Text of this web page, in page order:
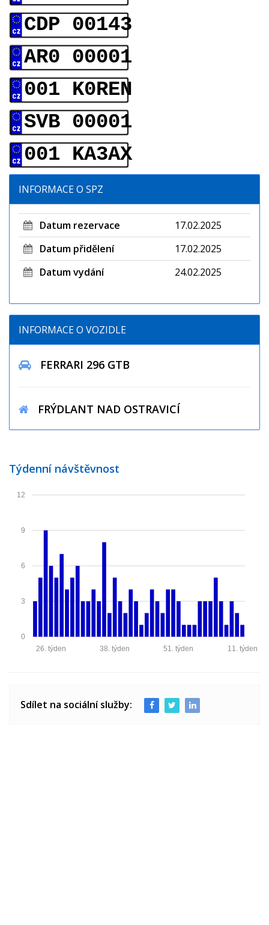
CDP 00143
AR0 00001
001 K0REN
SVB 00001
001 KA3AX
INFORMACE O SPZ
Datum rezervace
17.02.2025
Datum přidělení
17.02.2025
Datum vydání
24.02.2025
INFORMACE O VOZIDLE
FERRARI 296 GTB
FRÝDLANT NAD OSTRAVICÍ
Týdenní návštěvnost
0
3
6
9
12
11. týden
51. týden
38. týden
26. týden
Sdílet na sociální služby: